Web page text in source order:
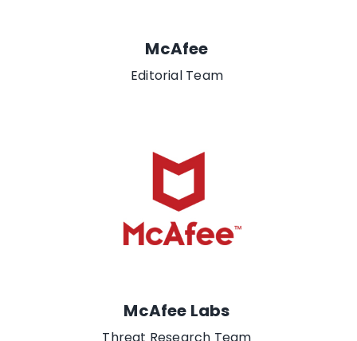
McAfee
Editorial Team
McAfee Labs